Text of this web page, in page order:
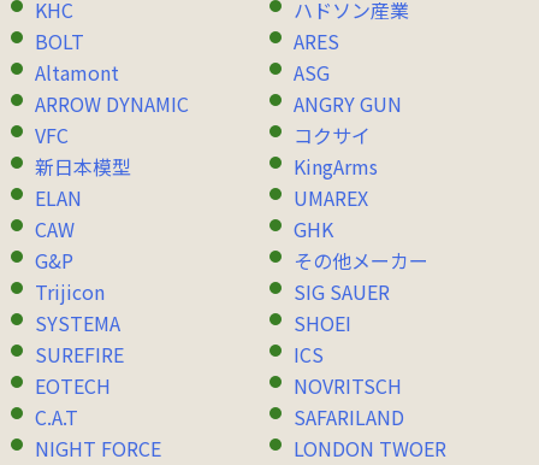
KHC
ハドソン産業
BOLT
ARES
Altamont
ASG
ARROW DYNAMIC
ANGRY GUN
VFC
コクサイ
新日本模型
KingArms
ELAN
UMAREX
CAW
GHK
G&P
その他メーカー
Trijicon
SIG SAUER
SYSTEMA
SHOEI
SUREFIRE
ICS
EOTECH
NOVRITSCH
C.A.T
SAFARILAND
NIGHT FORCE
LONDON TWOER